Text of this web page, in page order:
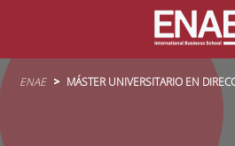
Sobrescribir enlaces de ayuda a la navegación
ENAE MÁSTER UNIVERSITARIO EN